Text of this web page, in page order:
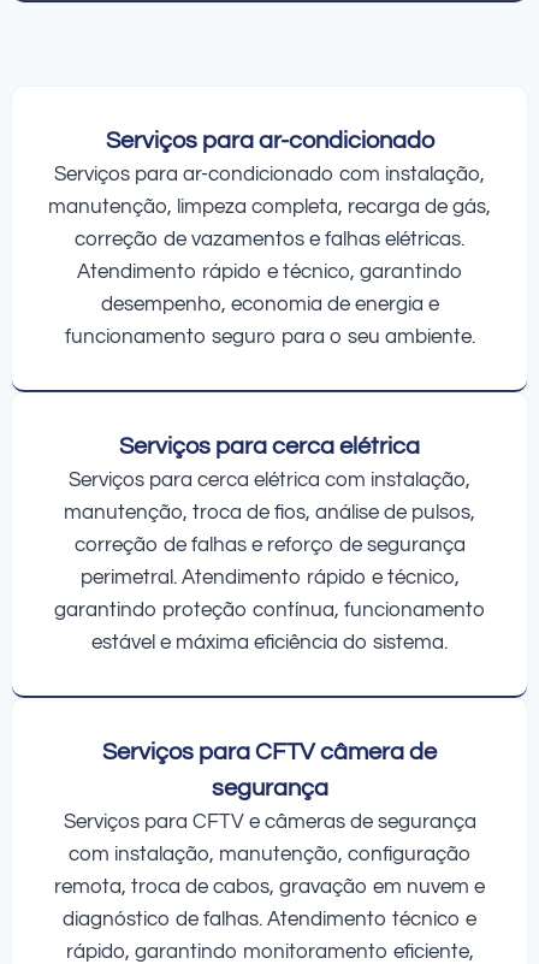
Serviços para ar-condicionado
Serviços para ar-condicionado com instalação,
manutenção, limpeza completa, recarga de gás,
correção de vazamentos e falhas elétricas.
Atendimento rápido e técnico, garantindo
desempenho, economia de energia e
funcionamento seguro para o seu ambiente.
Serviços para cerca elétrica
Serviços para cerca elétrica com instalação,
manutenção, troca de fios, análise de pulsos,
correção de falhas e reforço de segurança
perimetral. Atendimento rápido e técnico,
garantindo proteção contínua, funcionamento
estável e máxima eficiência do sistema.
Serviços para CFTV câmera de
segurança
Serviços para CFTV e câmeras de segurança
com instalação, manutenção, configuração
remota, troca de cabos, gravação em nuvem e
diagnóstico de falhas. Atendimento técnico e
rápido, garantindo monitoramento eficiente,